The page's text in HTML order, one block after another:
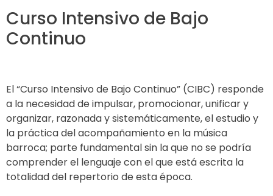
Curso Intensivo de Bajo
Continuo
El “Curso Intensivo de Bajo Continuo” (CIBC) responde
a la necesidad de impulsar, promocionar, unificar y
organizar, razonada y sistemáticamente, el estudio y
la práctica del acompañamiento en la música
barroca; parte fundamental sin la que no se podría
comprender el lenguaje con el que está escrita la
totalidad del repertorio de esta época.